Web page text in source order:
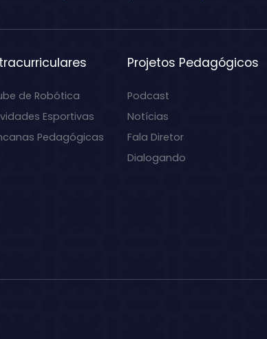
de Robótica
Esportivas
Pedagógicas
Projetos Pedagógicos
Podcast
Notícias
Fala Diretor
Dialogando